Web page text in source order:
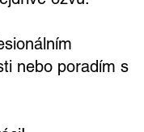
nebo poradím s